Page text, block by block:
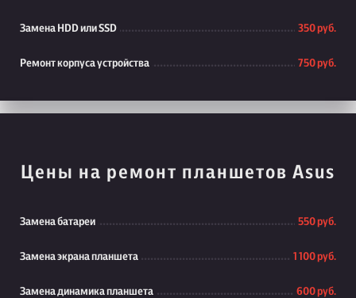
Замена HDD или SSD 350 руб.
Ремонт корпуса устройства 750 руб.
Цены на ремонт планшетов Asus
Замена батареи 550 руб.
Замена экрана планшета 1 100 руб.
Замена динамика планшета 600 руб.